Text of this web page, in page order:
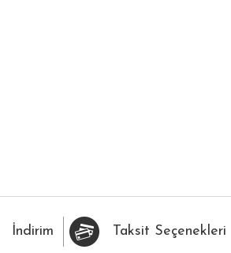
FAVORİLERİME EKLE HIZLI BAK
İndirim Taksit Seçenekleri